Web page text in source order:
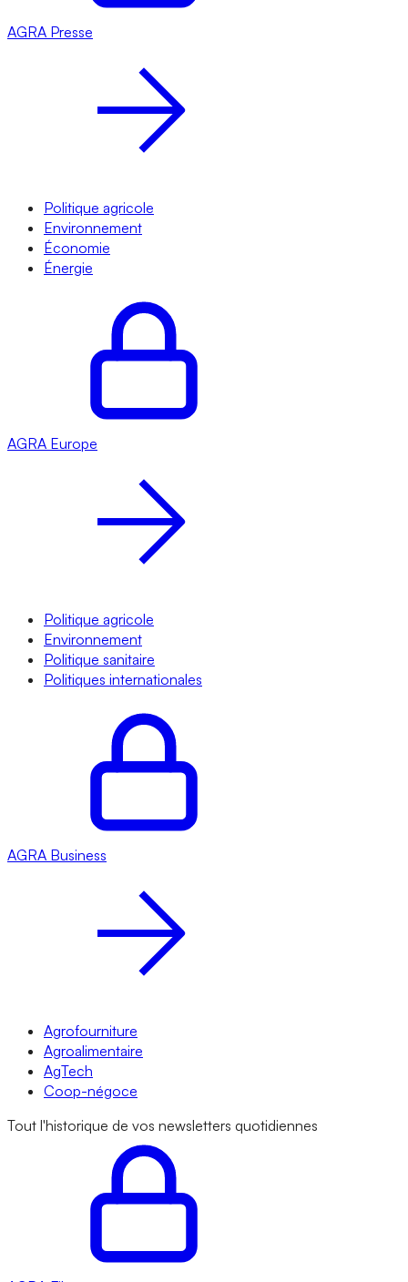
AGRA Presse
Politique agricole
Environnement
Économie
Énergie
AGRA Europe
Politique agricole
Environnement
Politique sanitaire
Politiques internationales
AGRA Business
Agrofourniture
Agroalimentaire
AgTech
Coop-négoce
Tout l'historique de vos newsletters quotidiennes